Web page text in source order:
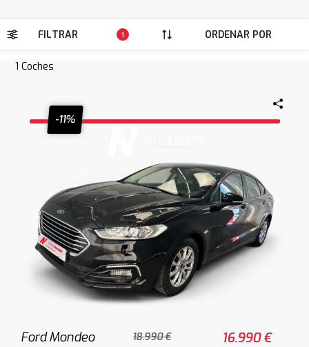
FILTRAR 1 ORDENAR POR
1 Coches
-11%
Ford Mondeo 18.990 € 16.990 €